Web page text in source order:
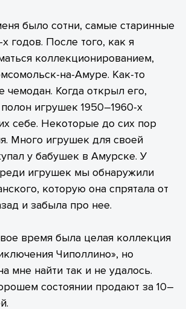
было сотни, самые старинные
годов. После того, как я
коллекционированием,
на-Амуре. Как-то
чемодан. Когда открыл его,
игрушек 1950–1960-х
себе. Некоторые до сих пор
Много игрушек для своей
у бабушек в Амурске. У
игрушек мы обнаружили
которую она спрятала от
и забыла про нее.
время была целая коллекция
Чиполлино», но
мне найти так и не удалось.
состоянии продают за 10–